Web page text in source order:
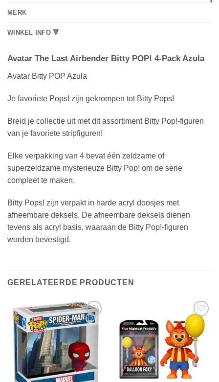
MERK
WINKEL INFO 🔻
Avatar The Last Airbender Bitty POP! 4-Pack Azula
Avatar Bitty POP Azula
Je favoriete Pops! zijn gekrompen tot Bitty Pops!
Breid je collectie uit met dit assortiment Bitty Pop!-figuren
van je favoriete stripfiguren!
Elke verpakking van 4 bevat één zeldzame of
superzeldzame mysterieuze Bitty Pop! om de serie
compleet te maken.
Bitty Pops! zijn verpakt in harde acryl doosjes met
afneembare deksels. De afneembare deksels dienen
tevens als acryl basis, waaraan de Bitty Pop!-figuren
worden bevestigd.
GERELATEERDE PRODUCTEN